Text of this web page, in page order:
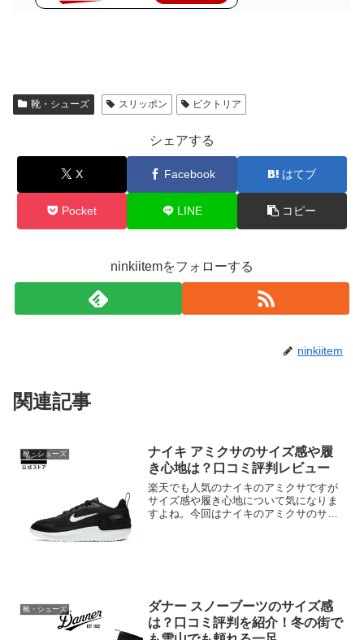
靴・シューズ スリッポン ビクトリア
シェアする
X Facebook はてブ
Pocket LINE コピー
ninkiitemをフォローする
ninkiitem
関連記事
靴・シューズ
ナイキ アミクサのサイズ感や履
き心地は？口コミ評判レビュー
楽天でも人気のナイキのアミクサですが
サイズ感や履き心地について気になりま
すよね。今回はナイキのアミクサのサイ
も特徴についても紹介していきますので
参考にしてみてください。
靴・シューズ
ダナー スノーブーツのサイズ感
は？口コミ評判を紹介！冬の街で